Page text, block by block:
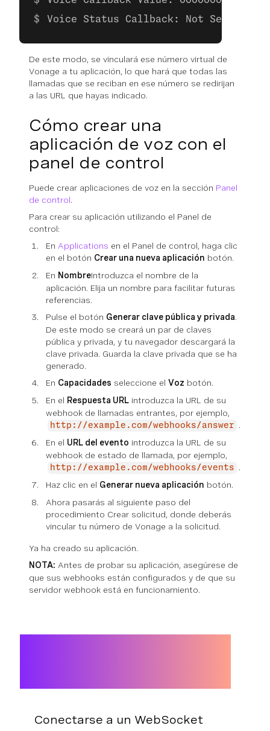
Voice Status Callback: Not Set
De este modo, se vinculará ese número virtual de
Vonage a tu aplicación, lo que hará que todas las
llamadas que se reciban en ese número se redirijan
a las URL que hayas indicado.
Cómo crear una
aplicación de voz con el
panel de control
Puede crear aplicaciones de voz en la sección Panel
de control.
Para crear su aplicación utilizando el Panel de
control:
En Applications en el Panel de control, haga clic
en el botón Crear una nueva aplicación botón.
En NombreIntroduzca el nombre de la
aplicación. Elija un nombre para facilitar futuras
referencias.
Pulse el botón Generar clave pública y privada.
De este modo se creará un par de claves
pública y privada, y tu navegador descargará la
clave privada. Guarda la clave privada que se ha
generado.
En Capacidades seleccione el Voz botón.
En el Respuesta URL introduzca la URL de su
webhook de llamadas entrantes, por ejemplo,
http://example.com/webhooks/answer
.
En el URL del evento introduzca la URL de su
webhook de estado de llamada, por ejemplo,
http://example.com/webhooks/events
.
Haz clic en el Generar nueva aplicación botón.
Ahora pasarás al siguiente paso del
procedimiento Crear solicitud, donde deberás
vincular tu número de Vonage a la solicitud.
Ya ha creado su aplicación.
NOTA: Antes de probar su aplicación, asegúrese de
que sus webhooks están configurados y de que su
servidor webhook está en funcionamiento.
Conectarse a un WebSocket